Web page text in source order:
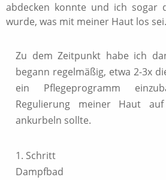
abdecken konnte und ich sogar
wurde, was mit meiner Haut los sei.
Zu dem Zeitpunkt habe ich
begann regelmäßig, etwa 2-3x
ein Pflegeprogramm
Regulierung meiner Haut
ankurbeln sollte.
1. Schritt
Dampfbad